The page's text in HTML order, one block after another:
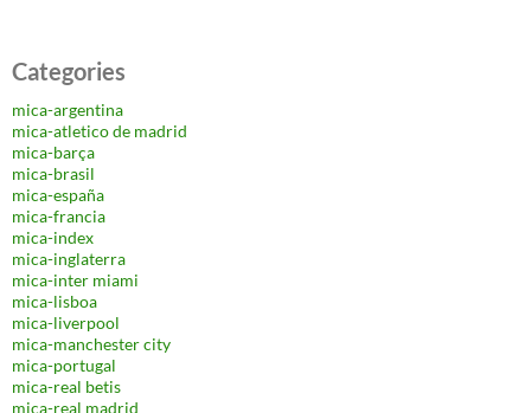
Categories
mica-argentina
mica-atletico de madrid
mica-barça
mica-brasil
mica-españa
mica-francia
mica-index
mica-inglaterra
mica-inter miami
mica-lisboa
mica-liverpool
mica-manchester city
mica-portugal
mica-real betis
mica-real madrid